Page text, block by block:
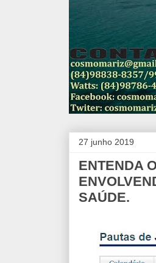
27 junho 2019
ENTENDA
SAÚDE.